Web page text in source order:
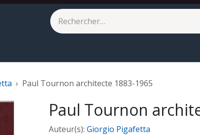
Paul Tournon architecte 1883-1965
Paul Tournon
Auteur(s): Giorgio Pigafetta